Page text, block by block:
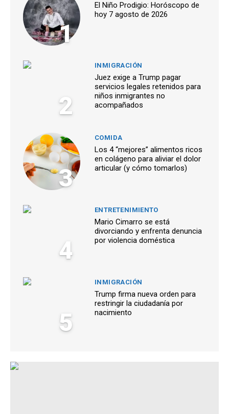
1
El Niño Prodigio: Horóscopo de
hoy 7 agosto de 2026
2
INMIGRACIÓN
Juez exige a Trump pagar
servicios legales retenidos para
niños inmigrantes no
acompañados
3
COMIDA
Los 4 “mejores” alimentos ricos
en colágeno para aliviar el dolor
articular (y cómo tomarlos)
4
ENTRETENIMIENTO
Mario Cimarro se está
divorciando y enfrenta denuncia
por violencia doméstica
5
INMIGRACIÓN
Trump firma nueva orden para
restringir la ciudadanía por
nacimiento